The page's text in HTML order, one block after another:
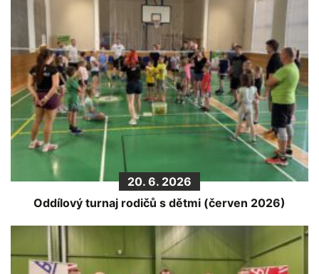
20. 6. 2026
Oddílový turnaj rodičů s dětmi (červen 2026)